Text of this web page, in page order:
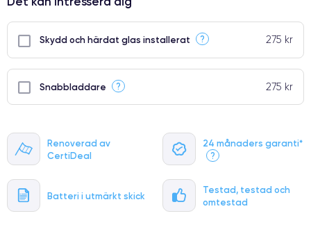
Renoverad av
CertiDeal
24 månaders garanti*
?
Batteri i utmärkt skick
Testad, testad och
omtestad
Skydd och härdat glas installerat ? 275 kr
Snabbladdare ? 275 kr